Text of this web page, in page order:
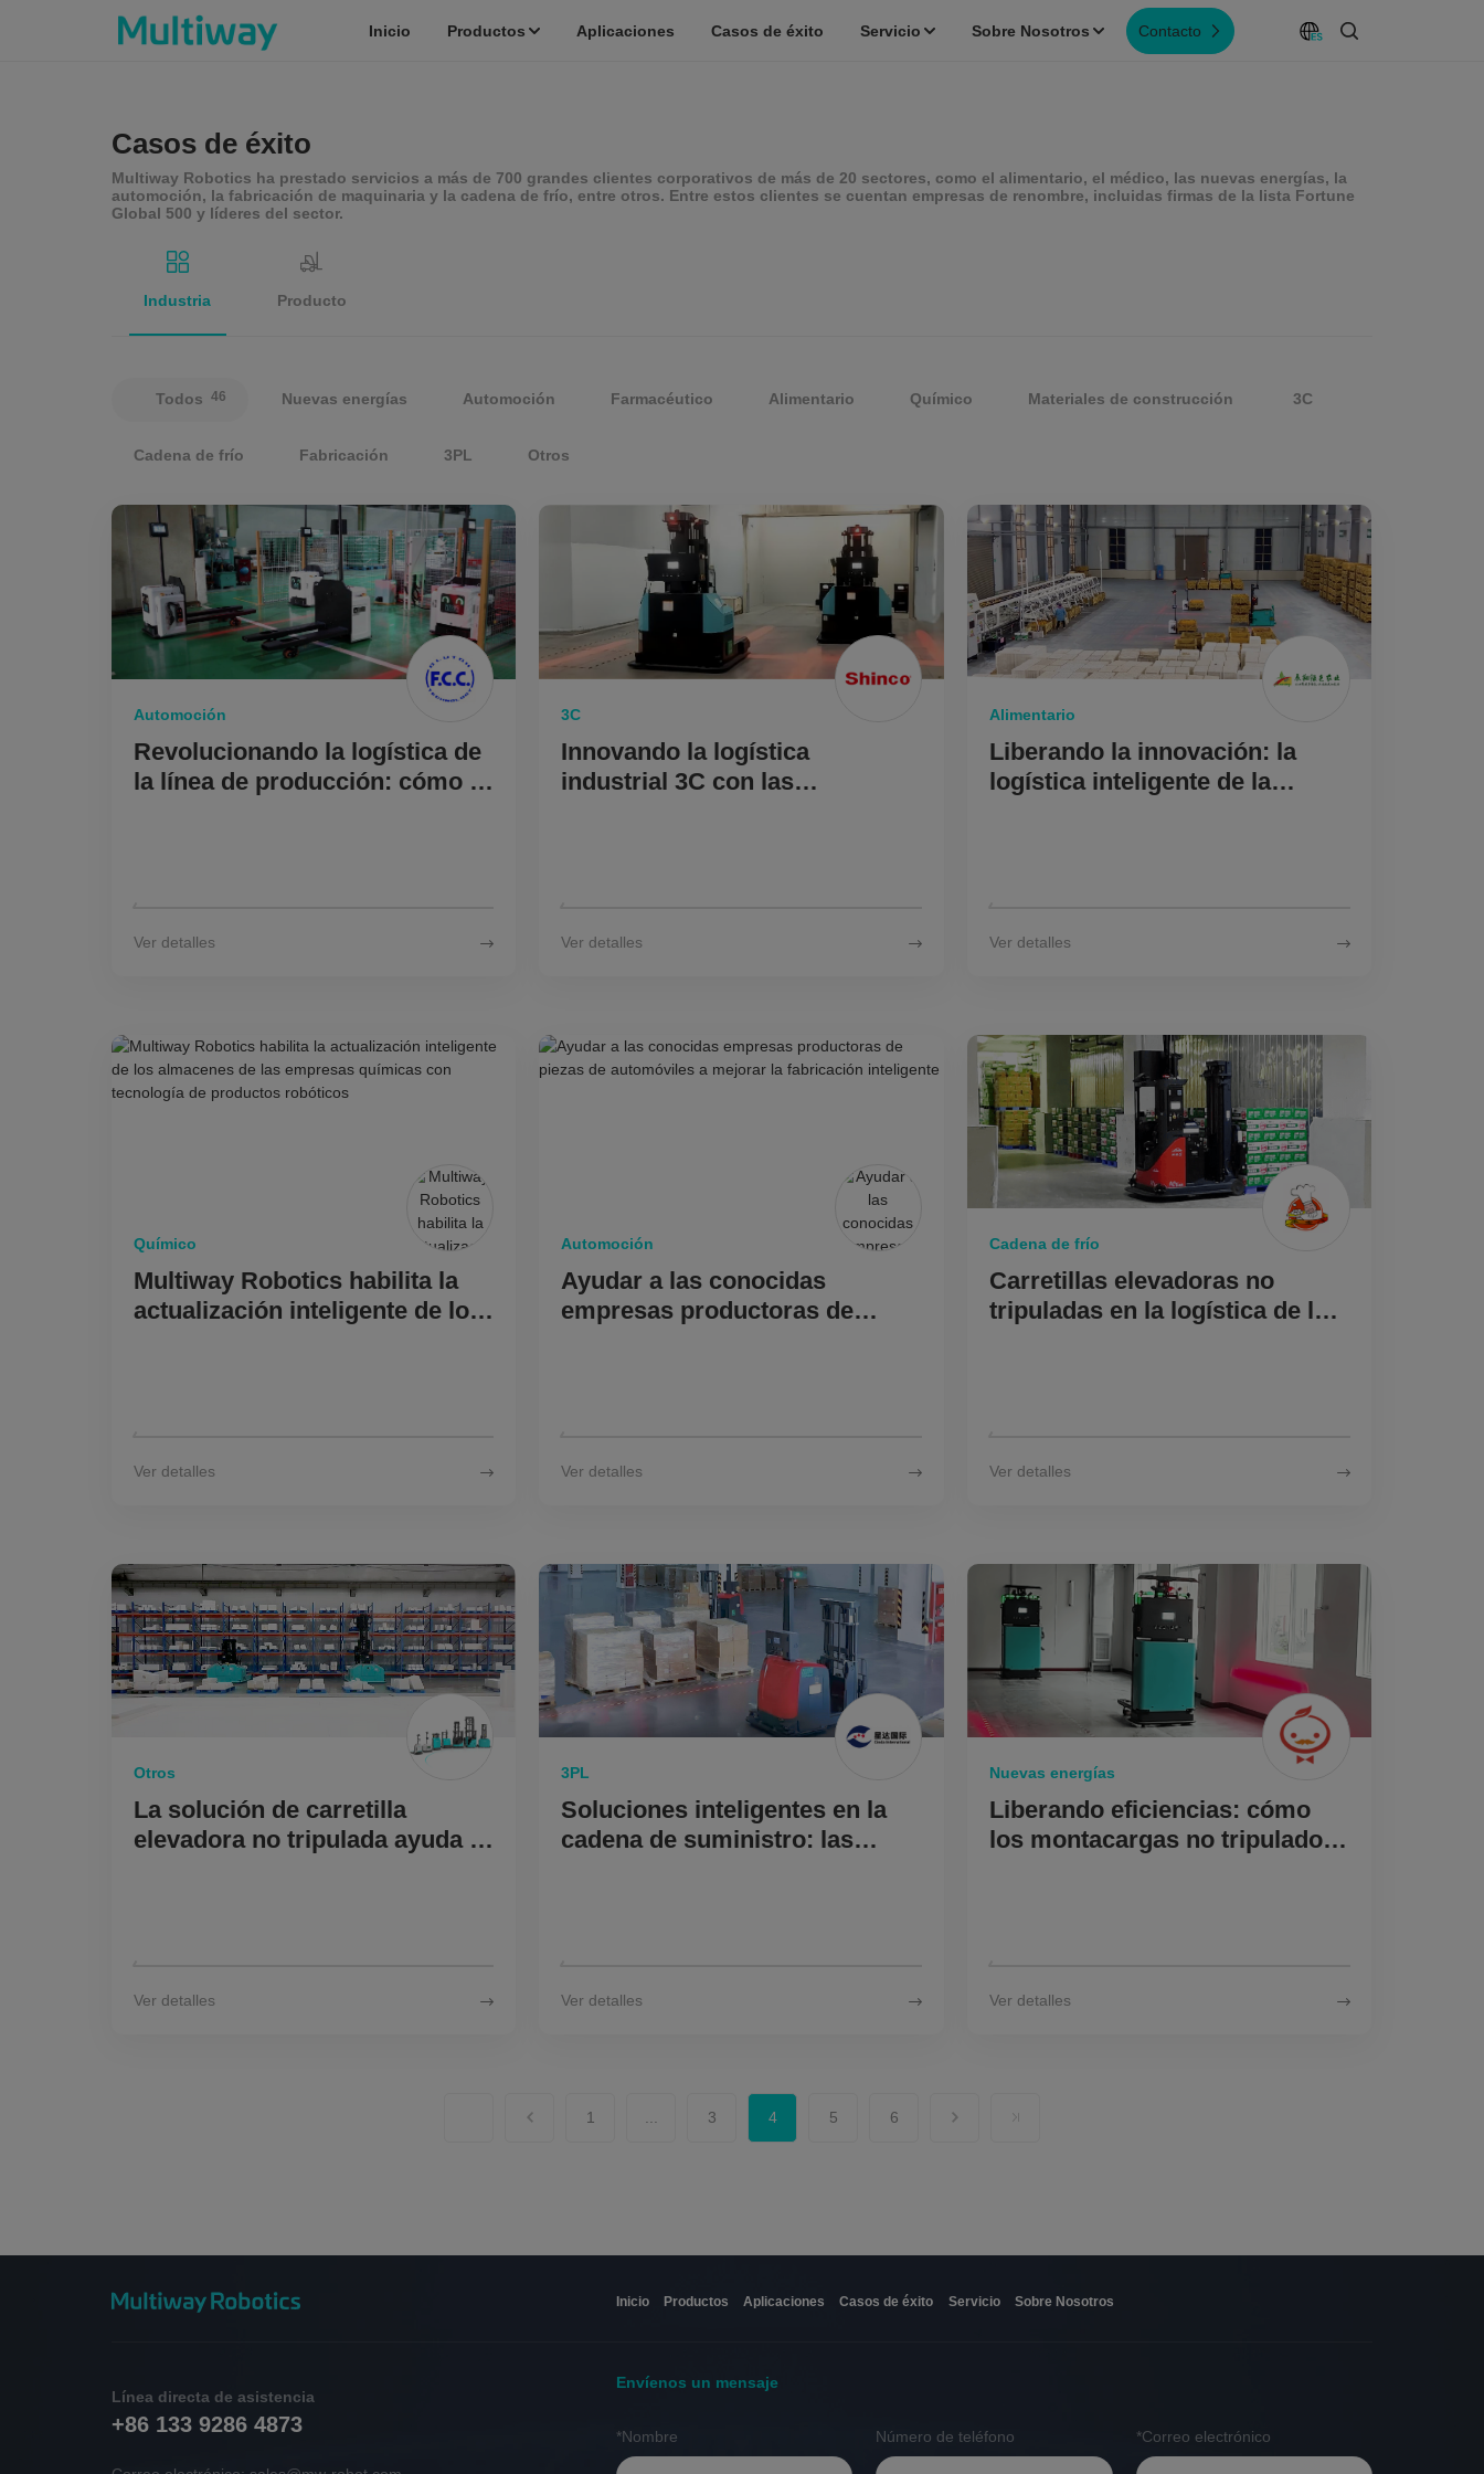
Inicio Productos Aplicaciones Casos de éxito Servicio Sobre Nosotros Contacto
KR JP EN DE
Casos de éxito
Multiway Robotics ha prestado servicios a más de 700 grandes clientes corporativos de más de 20 sectores, como el alimentario, el médico, las nuevas energías, la
automoción, la fabricación de maquinaria y la cadena de frío, entre otros. Entre estos clientes se cuentan empresas de renombre, incluidas firmas de la lista Fortune
Global 500 y líderes del sector.
Industria Producto
Todos 46 Nuevas energías Automoción Farmacéutico Alimentario Químico Materiales de construcción 3C
Cadena de frío Fabricación 3PL Otros
Automoción
Revolucionando la logística de
la línea de producción: cómo la
Ver detalles
3C
Innovando la logística
industrial 3C con las
Ver detalles
Alimentario
Liberando la innovación: la
logística inteligente de la
Ver detalles
Químico
Multiway Robotics habilita la
actualización inteligente de los
Ver detalles
Automoción
Ayudar a las conocidas
empresas productoras de
Ver detalles
Cadena de frío
Carretillas elevadoras no
tripuladas en la logística de la
Ver detalles
Otros
La solución de carretilla
elevadora no tripulada ayuda a
Ver detalles
3PL
Soluciones inteligentes en la
cadena de suministro: las
Ver detalles
Nuevas energías
Liberando eficiencias: cómo
los montacargas no tripulados
Ver detalles
1 3 4 5 6
Inicio Productos Aplicaciones Casos de éxito Servicio Sobre Nosotros
Línea directa de asistencia
+86 133 9286 4873
Envíenos un mensaje
*Nombre Número de teléfono *Correo electrónico